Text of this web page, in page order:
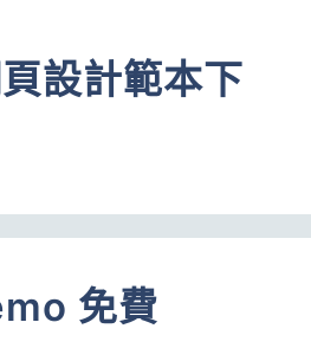
設計範本下
免費